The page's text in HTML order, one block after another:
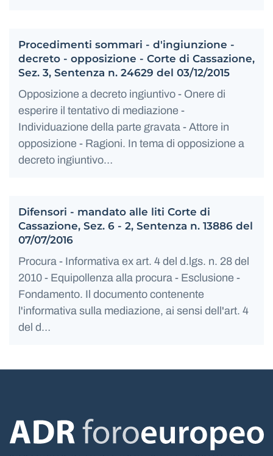
Procedimenti sommari - d'ingiunzione -
decreto - opposizione - Corte di Cassazione,
Sez. 3, Sentenza n. 24629 del 03/12/2015
Opposizione a decreto ingiuntivo - Onere di
esperire il tentativo di mediazione -
Individuazione della parte gravata - Attore in
opposizione - Ragioni. In tema di opposizione a
decreto ingiuntivo…
Difensori - mandato alle liti Corte di
Cassazione, Sez. 6 - 2, Sentenza n. 13886 del
07/07/2016
Procura - Informativa ex art. 4 del d.lgs. n. 28 del
2010 - Equipollenza alla procura - Esclusione -
Fondamento. Il documento contenente
l'informativa sulla mediazione, ai sensi dell'art. 4
del d…